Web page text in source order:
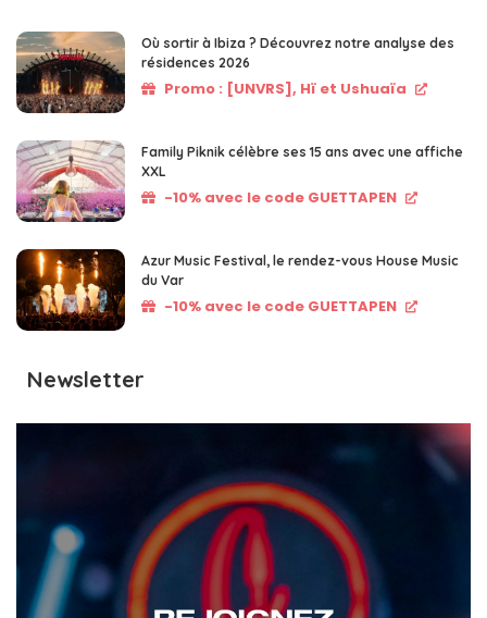
Où sortir à Ibiza ? Découvrez notre analyse des
résidences 2026
Promo : [UNVRS], Hï et Ushuaïa
Family Piknik célèbre ses 15 ans avec une affiche
XXL
-10% avec le code GUETTAPEN
Azur Music Festival, le rendez-vous House Music
du Var
-10% avec le code GUETTAPEN
Newsletter